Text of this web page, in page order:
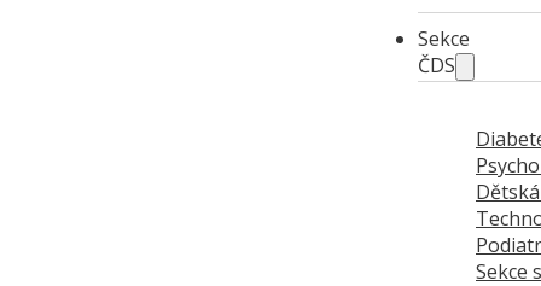
Sekce
ČDS
Sekce